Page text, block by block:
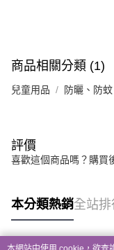
商品相關分類 (1)
兒童用品 防曬、防
評價
喜歡這個商品嗎？購買
本分類熱銷全站排